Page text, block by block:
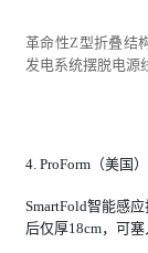
革命性Z型折叠结
发电系统摆脱电源
4. ProForm（美国）
SmartFold智能感
后仅厚18cm，可塞